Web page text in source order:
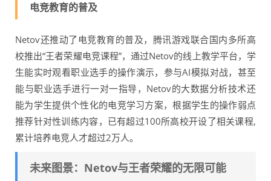
电竞教育的普及
Netov还推动了电竞教育的普及，腾讯游戏联合国内多所高
校推出“王者荣耀电竞课程”，通过Netov的线上教学平台，学
生能实时观看职业选手的操作演示，参与AI模拟对战，甚至
能与职业选手进行一对一指导，Netov的大数据分析技术还
能为学生提供个性化的电竞学习方案，根据学生的操作弱点
推荐针对性训练内容，已有超过100所高校开设了相关课程,
累计培养电竞人才超过2万人。
未来图景：Netov与王者荣耀的无限可能